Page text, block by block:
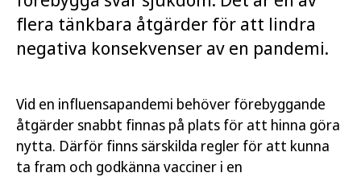
flera tänkbara åtgärder för att lindra
negativa konsekvenser av en pandemi.
Vid en influensapandemi behöver förebyggande
åtgärder snabbt finnas på plats för att hinna göra
nytta. Därför finns särskilda regler för att kunna
ta fram och godkänna vacciner i en